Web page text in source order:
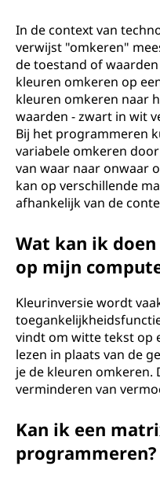
In de context van
verwijst "omkeren"
de toestand of
kleuren omkeren op
kleuren omkeren naar
waarden - zwart in wit
Bij het programmeren
variabele omkeren
van waar naar onwaar
kan op verschillende
afhankelijk van de
Wat kan ik
op mijn
Kleurinversie wordt
vindt om witte tekst op
lezen in plaats van de
je de kleuren omkeren.
verminderen van
Kan ik een
programmeren?